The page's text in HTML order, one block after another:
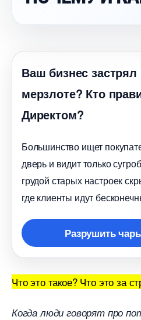
аш бизнес застрял
мерзлоте? Кто
Директом?
Большинство ищет
дверь и видит только
рудой старых настроек
де клиенты идут
Разрушить
Что это такое? Что это за
Когда люди говорят про